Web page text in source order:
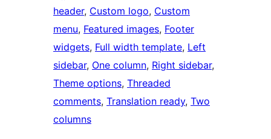
header, Custom logo, Custom
menu, Featured images, Footer
widgets, Full width template, Left
sidebar, One column, Right sidebar
Theme options, Threaded
comments, Translation ready, Two
columns